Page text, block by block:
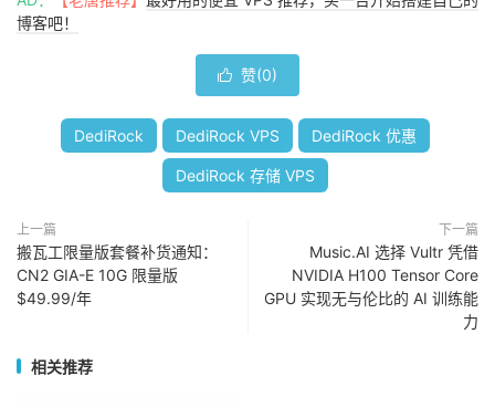
博客吧！
 赞(0)
DediRock DediRock VPS DediRock 优惠
DediRock 存储 VPS
上一篇
搬瓦工限量版套餐补货通知：
CN2 GIA-E 10G 限量版
$49.99/年
下一篇
Music.AI 选择 V​​ultr 凭借
NVIDIA H100 Tensor Core
GPU 实现无与伦比的 AI 训练能
力
相关推荐